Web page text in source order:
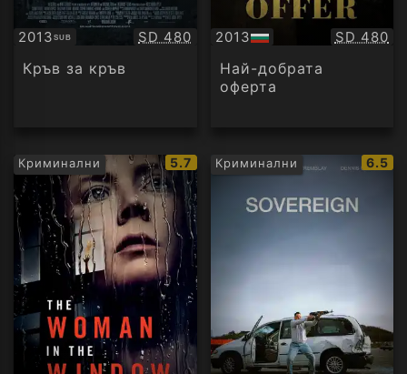
2013SUB
Субтитри Качество:
SD 480
Кръв за кръв
2013
БГ
аудио
SD 480
Най-добрата
оферта
Криминални
IMDb
рейтинг:
5.7 Криминални
IMDb
6.5